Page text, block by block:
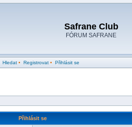
Safrane Club
FÓRUM SAFRANE
Hledat• Registrovat• Přihlásit se
Přihlásit se